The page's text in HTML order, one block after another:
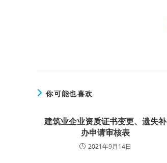
你可能也喜欢
建筑业企业资质证书变更、遗失补
办申请审核表
2021年9月14日